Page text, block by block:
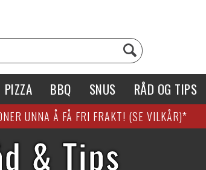
PIZZA BBQ SNUS RÅD OG TIPS
UNNA Å FÅ FRI FRAKT! (SE VILKÅR)*
& Tips